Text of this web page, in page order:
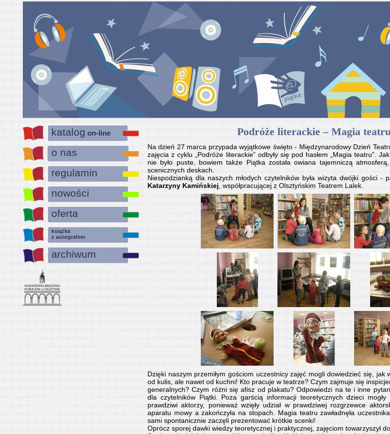
katalog on-line
o nas
regulamin
nowości
oferta
książka
z autografem
archiwum
Podróże literackie – Magia
Na dzień 27 marca przypada wyjątkowe święto - Międzynarodowy Dzień
zajęcia z cyklu „Podróże literackie” odbyły się pod hasłem „Magia teatru”.
nie było puste, bowiem także Piątka została owiana tajemniczą
scenicznych deskach.
Niespodzianką dla naszych młodych czytelników była wizyta dwójki gości -
Katarzyny Kamińskiej , współpracującej z Olsztyńskim Teatrem Lalek.
Dzięki naszym przemiłym gościom uczestnicy zajęć mogli dowiedzieć się,
od kulis, ale nawet od kuchni! Kto pracuje w teatrze? Czym zajmuje się
generalnych? Czym różni się afisz od plakatu? Odpowiedzi na te i inne
dla czytelników Piątki. Poza garścią informacji teoretycznych dzieci
prawdziwi aktorzy, ponieważ wzięły udział w prawdziwej rozgrzewce
aparatu mowy a zakończyła na stopach. Magia teatru zawładnęła
sami spontanicznie zaczęli prezentować krótkie scenki!
Oprócz sporej dawki wiedzy teoretycznej i praktycznej, zajęciom towarzyszył